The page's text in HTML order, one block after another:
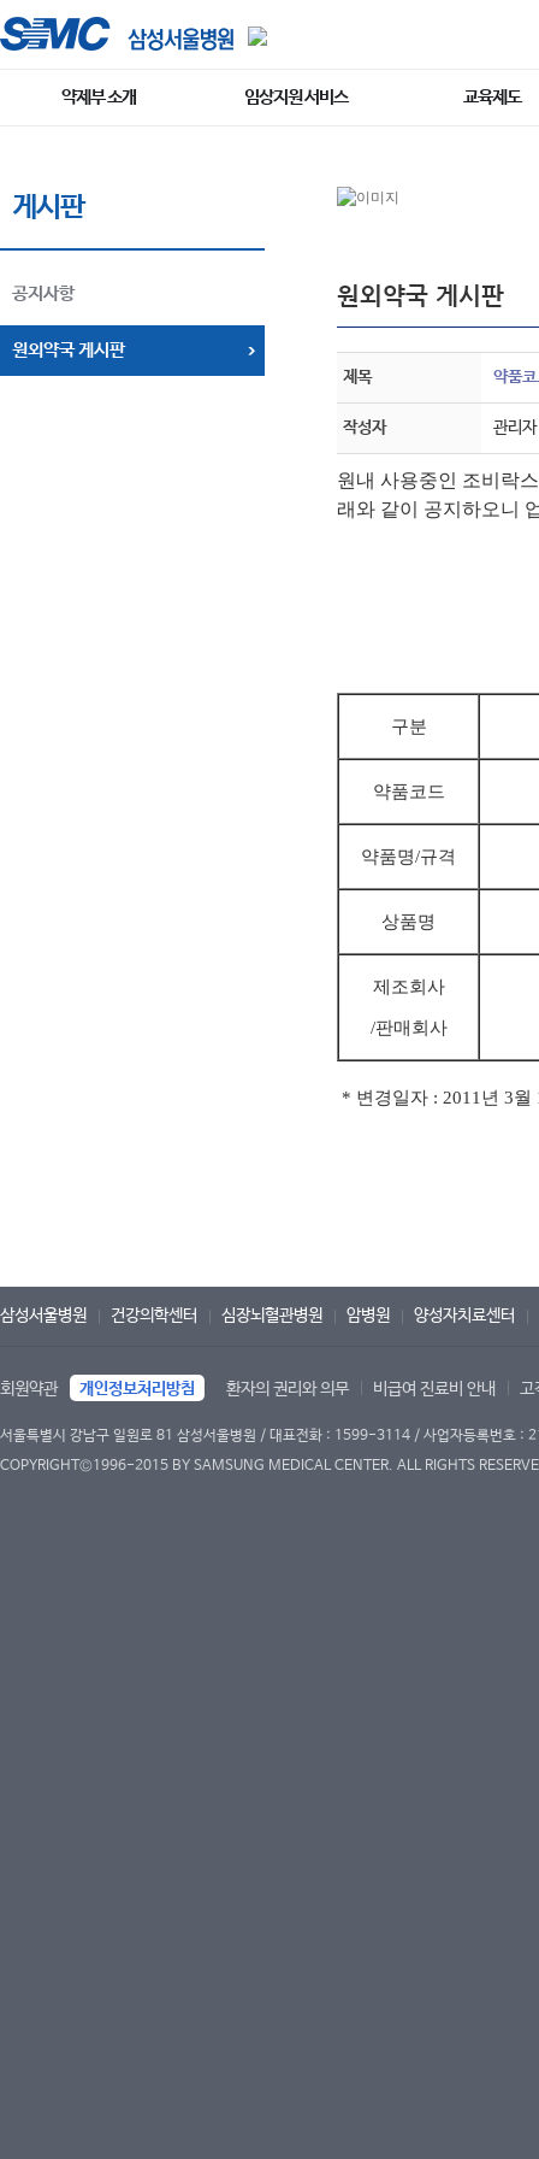
약제부 소개 임상지원 서비스 교육제도
게시판
공지사항
원외약국 게시판
원외약국 게시판
제목 약품
작성자 관리자
원내 사용중인 조비락
래와 같이 공지하오니
구분
약품코드
약품명/규격
상품명
제조회사
/판매회사
* 변경일자 : 2011년 3월
삼성서울병원 건강의학센터 심장뇌혈관병원 암병원 양성자치료센터
회원약관 개인정보처리방침 환자의 권리와 의무 비급여 진료비 안내 고
서울특별시 강남구 일원로 81 삼성서울병원 / 대표전화 : 1599-3114 / 사업자등록번호
COPYRIGHT©1996-2015 BY SAMSUNG MEDICAL CENTER. ALL RIGHTS